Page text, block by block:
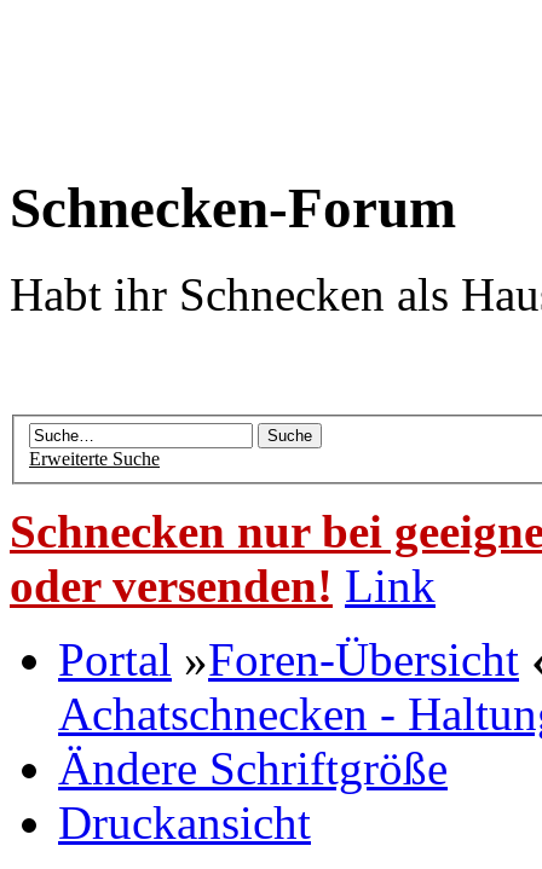
Schnecken-Forum
Habt ihr Schnecken als
Erweiterte Suche
Schnecken nur bei
oder versenden! Link
Portal »Foren-Übersicht
Achatschnecken -
Ändere Schriftgröße
Druckansicht